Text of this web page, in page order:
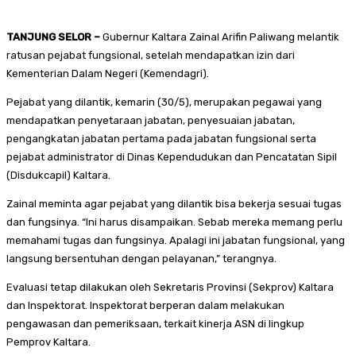
TANJUNG SELOR – Gubernur Kaltara Zainal Arifin Paliwang melantik
ratusan pejabat fungsional, setelah mendapatkan izin dari
Kementerian Dalam Negeri (Kemendagri).
Pejabat yang dilantik, kemarin (30/5), merupakan pegawai yang
mendapatkan penyetaraan jabatan, penyesuaian jabatan,
pengangkatan jabatan pertama pada jabatan fungsional serta
pejabat administrator di Dinas Kependudukan dan Pencatatan Sipil
(Disdukcapil) Kaltara.
Zainal meminta agar pejabat yang dilantik bisa bekerja sesuai tugas
dan fungsinya. “Ini harus disampaikan. Sebab mereka memang perlu
memahami tugas dan fungsinya. Apalagi ini jabatan fungsional, yang
langsung bersentuhan dengan pelayanan,” terangnya.
Evaluasi tetap dilakukan oleh Sekretaris Provinsi (Sekprov) Kaltara
dan Inspektorat. Inspektorat berperan dalam melakukan
pengawasan dan pemeriksaan, terkait kinerja ASN di lingkup
Pemprov Kaltara.